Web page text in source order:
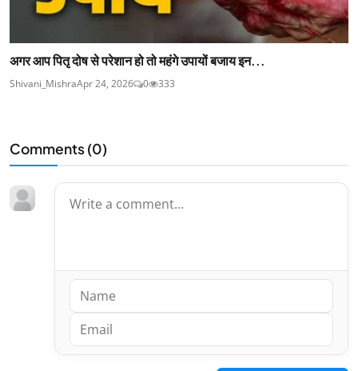
अगर आप पितृ दोष से परेशान हो तो महंगे उपायों बजाय इन...
Shivani_MishraApr 24, 2026 0 333
Comments (0)